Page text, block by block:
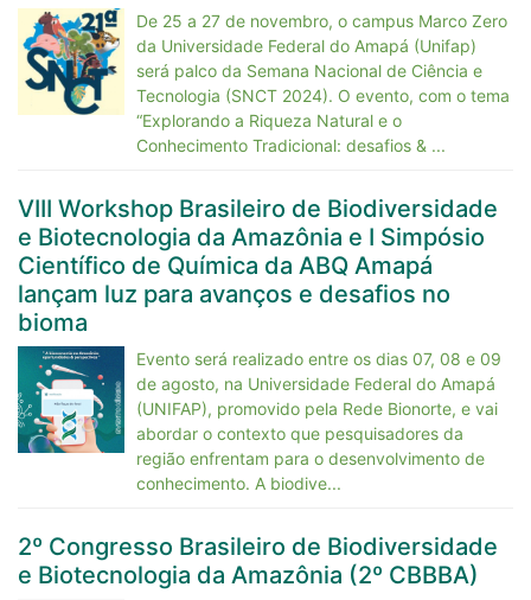
De 25 a 27 de novembro, o campus Marco Zero
da Universidade Federal do Amapá (Unifap)
será palco da Semana Nacional de Ciência e
Tecnologia (SNCT 2024). O evento, com o tema
“Explorando a Riqueza Natural e o
Conhecimento Tradicional: desafios & ...
VIII Workshop Brasileiro de Biodiversidade
e Biotecnologia da Amazônia e I Simpósio
Científico de Química da ABQ Amapá
lançam luz para avanços e desafios no
bioma
Evento será realizado entre os dias 07, 08 e 09
de agosto, na Universidade Federal do Amapá
(UNIFAP), promovido pela Rede Bionorte, e vai
abordar o contexto que pesquisadores da
região enfrentam para o desenvolvimento de
conhecimento. A biodive...
2º Congresso Brasileiro de Biodiversidade
e Biotecnologia da Amazônia (2º CBBBA)